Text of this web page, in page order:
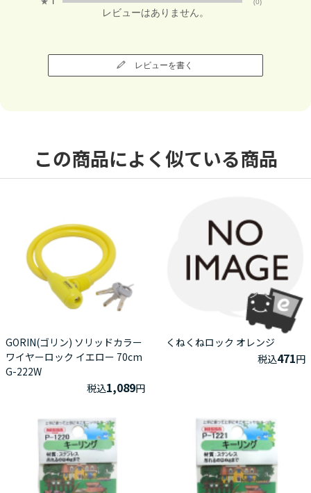
レビューはありません。
レビューを書く
この商品によく似ている商品
GORIN(ゴリン) ソリッドカラー
ワイヤーロック イエロー 70cm
G-222W
税込1,089円
くねくねロック オレンジ
税込471円